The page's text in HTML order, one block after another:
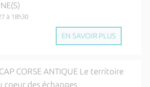
à 18h30
EN SAVOIR PLUS
CORSE ANTIQUE Le territoire
coeur des échanges